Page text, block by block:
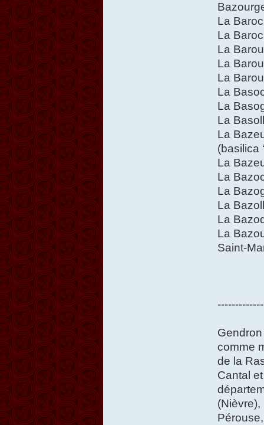
La
La
La
La
La
La
La
La
La
(basilica
La
La
La
La
La
La
Saint-
comme
de la
Cantal